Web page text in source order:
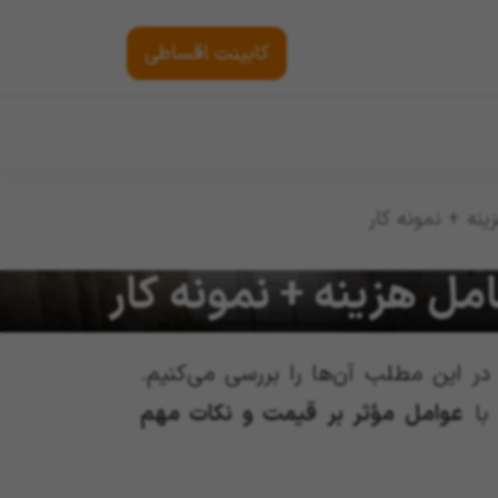
کابینت اقساطی
این مطلب آن‌ها را بررسی می‌کنیم.
باعوامل مؤثر بر قیمت و نکات مهم